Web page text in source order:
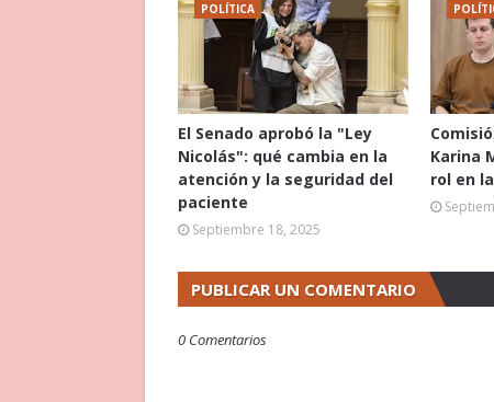
POLÍTICA
El Senado aprobó la "Ley
Nicolás": qué cambia en la
atención y la seguridad del
paciente
Septiembre 18, 2025
Karina
rol en
PUBLICAR UN COMENTARIO
0 Comentarios